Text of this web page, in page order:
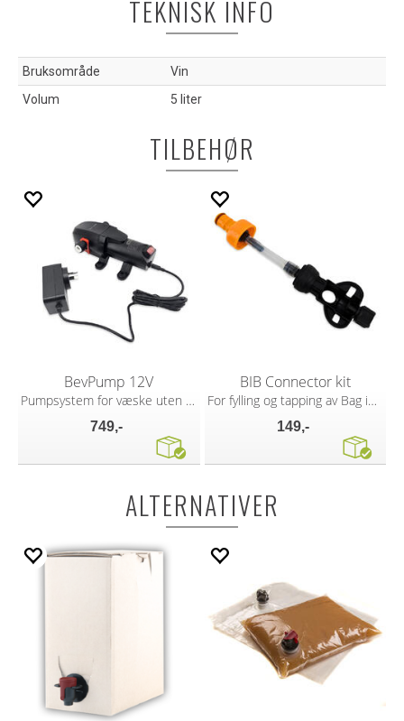
TEKNISK INFO
Bruksområde
Vin
Volum
5 liter
TILBEHØR
BevPump 12V
Pumpsystem for væske uten kullsyre
749,-
BIB Connector kit
For fylling og tapping av Bag in box
149,-
ALTERNATIVER